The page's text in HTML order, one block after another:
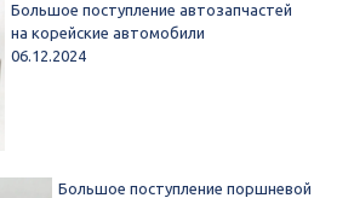
Большое поступление автозапчастей
на корейские автомобили
06.12.2024
Большое поступление поршневой